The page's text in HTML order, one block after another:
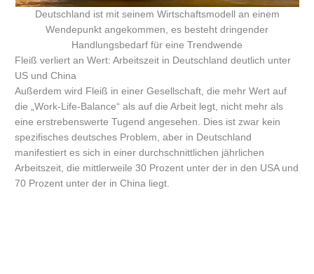
Deutschland ist mit seinem Wirtschaftsmodell an einem
Wendepunkt angekommen, es besteht dringender
Handlungsbedarf für eine Trendwende
Fleiß verliert an Wert: Arbeitszeit in Deutschland deutlich unter
US und China
Außerdem wird Fleiß in einer Gesellschaft, die mehr Wert auf
die „Work-Life-Balance“ als auf die Arbeit legt, nicht mehr als
eine erstrebenswerte Tugend angesehen. Dies ist zwar kein
spezifisches deutsches Problem, aber in Deutschland
manifestiert es sich in einer durchschnittlichen jährlichen
Arbeitszeit, die mittlerweile 30 Prozent unter der in den USA und
70 Prozent unter der in China liegt.